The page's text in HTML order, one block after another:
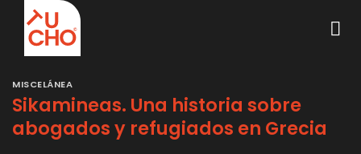
Saltar
contenido
MISCELÁNEA
Sikamineas. Una historia sobre
abogados y refugiados en Grecia